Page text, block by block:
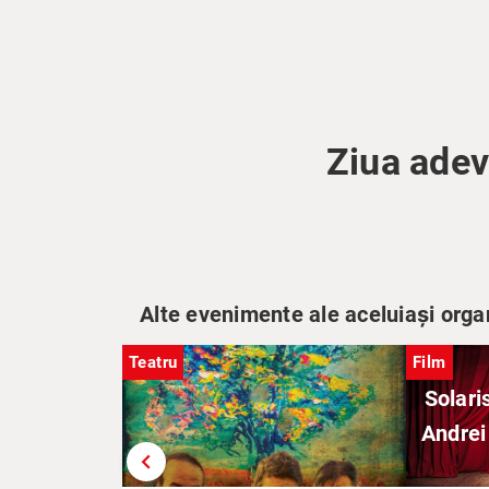
Ziua
Alte evenimente ale aceluiași
chevron_left
Teatru Film